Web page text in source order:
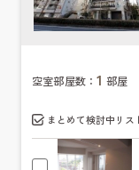
空室部屋数：1 部屋
まとめて検討中リ